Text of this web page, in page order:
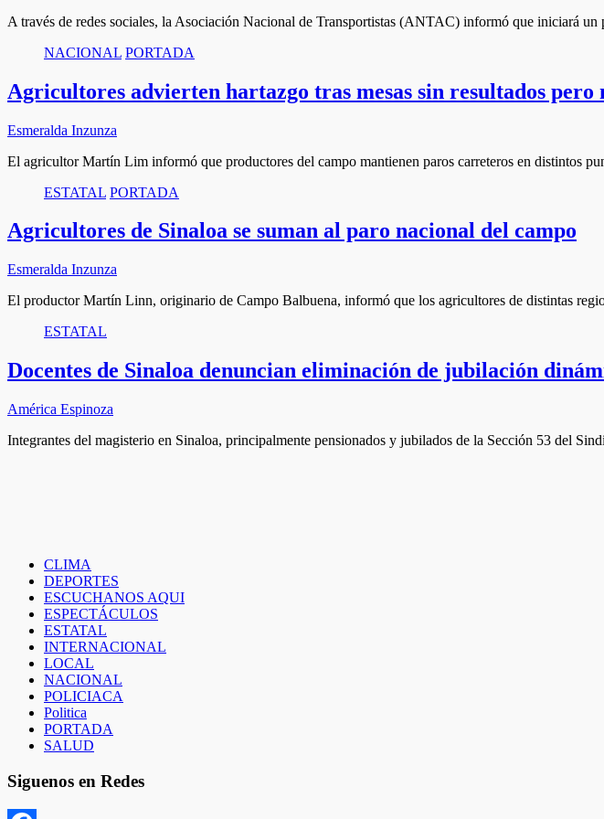
A través de redes sociales, la Asociación Nacional de Transportistas (ANTAC) informó que iniciará
NACIONAL PORTADA
Agricultores advierten hartazgo tras mesas sin resultados pero
Esmeralda Inzunza
El agricultor Martín Lim informó que productores del campo mantienen paros carreteros en distintos
ESTATAL PORTADA
Agricultores de Sinaloa se suman al paro nacional del campo
Esmeralda Inzunza
El productor Martín Linn, originario de Campo Balbuena, informó que los agricultores de distintas
ESTATAL
Docentes de Sinaloa denuncian eliminación de jubilación
América Espinoza
Integrantes del magisterio en Sinaloa, principalmente pensionados y jubilados de la Sección 53 del
CLIMA
DEPORTES
ESCUCHANOS AQUI
ESPECTÁCULOS
ESTATAL
INTERNACIONAL
LOCAL
NACIONAL
POLICIACA
Politica
PORTADA
SALUD
Siguenos en Redes